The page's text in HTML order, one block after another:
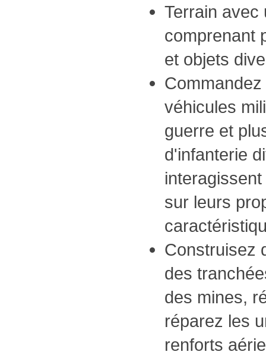
Terrain avec
comprenant
et objets
véhicules
guerre et
d'infanterie
sur leurs
Construisez
des
des mines,
réparez les
renforts